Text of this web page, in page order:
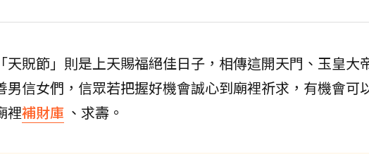
天貺節」則是上天賜福絕佳日子，相傳這開天門、玉皇大
男信女們，信眾若把握好機會誠心到廟裡祈求，有機會可
裡補財庫 、求壽。